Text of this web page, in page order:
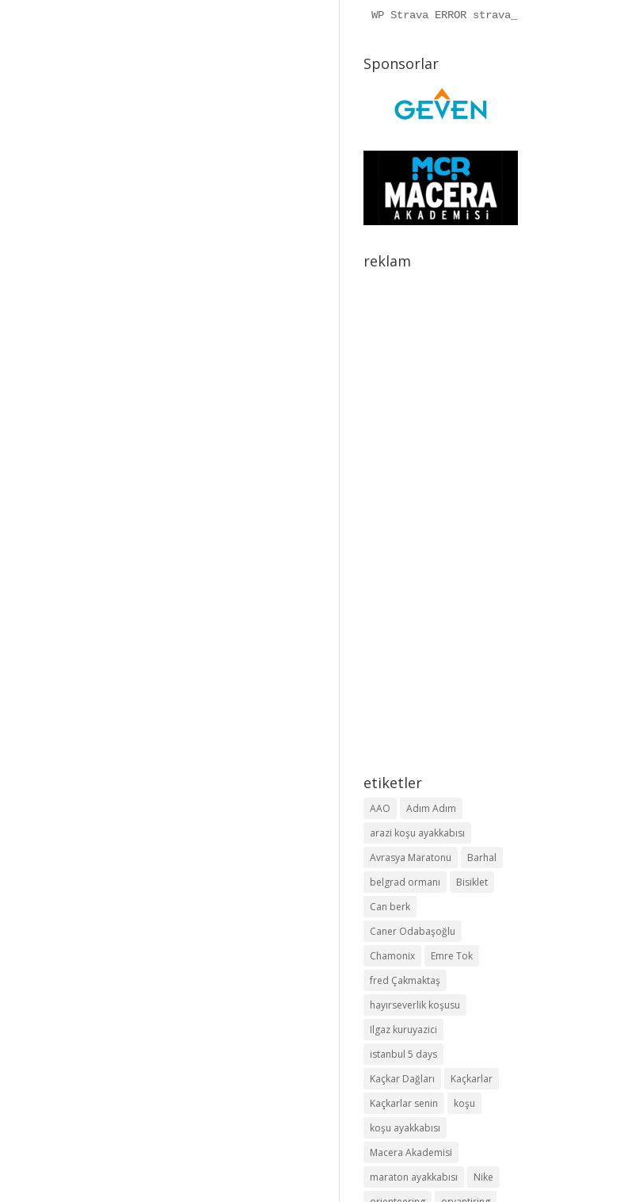
WP Strava ERROR strava_info should
Sponsorlar
reklam
etiketler
AAO
Adım Adım
arazi koşu ayakkabısı
Avrasya Maratonu
Barhal
belgrad ormanı
Bisiklet
Can berk
Caner Odabaşoğlu
Chamonix
Emre Tok
fred Çakmaktaş
hayırseverlik koşusu
Ilgaz kuruyazici
istanbul 5 days
Kaçkar Dağları
Kaçkarlar
Kaçkarlar senin
koşu
koşu ayakkabısı
Macera Akademisi
maraton ayakkabısı
Nike